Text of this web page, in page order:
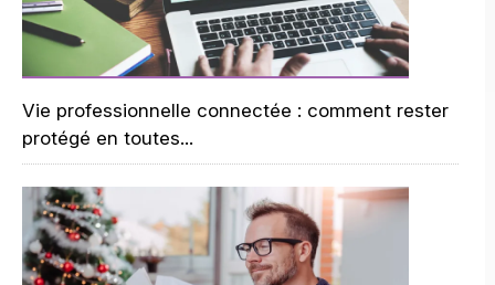
Vie professionnelle connectée : comment rester
protégé en toutes...